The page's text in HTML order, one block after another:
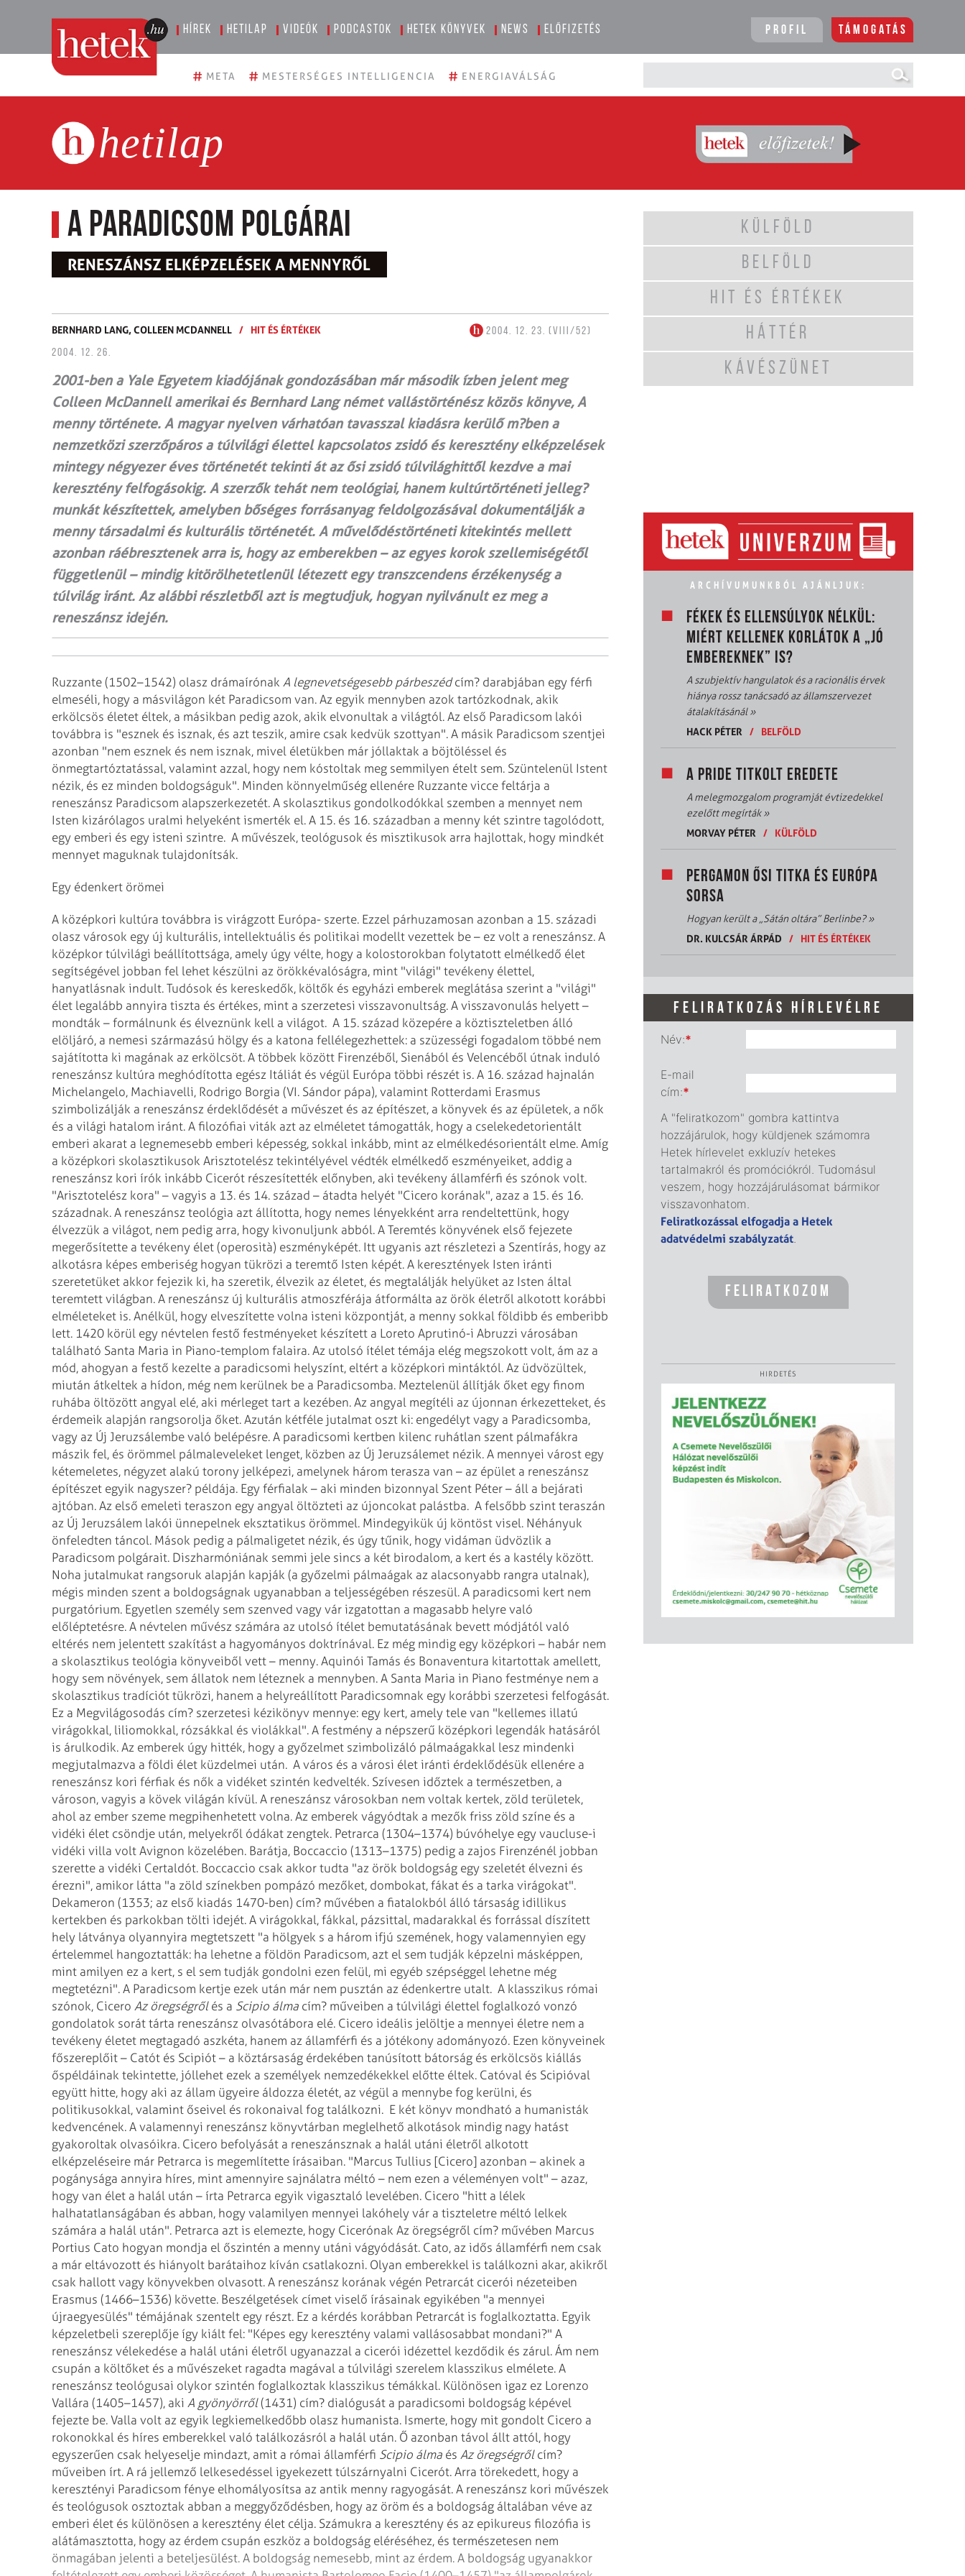
Hírek Hetilap Videók Podcastok Hetek könyvek News Előfizetés Profil Támogatás
# META # MESTERSÉGES INTELLIGENCIA # ENERGIAVÁLSÁG
hetilap
A Paradicsom polgárai
RENESZÁNSZ ELKÉPZELÉSEK A MENNYRŐL
BERNHARD LANG,COLLEEN MCDANNELL / HIT ÉS ÉRTÉKEK
2004. 12. 23. (VIII/52)
2004. 12. 26.
2001-ben a Yale Egyetem kiadójának gondozásában már második ízben jelent meg
Colleen McDannell amerikai és Bernhard Lang német vallástörténész közös könyve, A
menny története. A magyar nyelven várhatóan tavasszal kiadásra kerülő m?ben a
nemzetközi szerzőpáros a túlvilági élettel kapcsolatos zsidó és keresztény elképzelések
mintegy négyezer éves történetét tekinti át az ősi zsidó túlvilághittől kezdve a mai
keresztény felfogásokig. A szerzők tehát nem teológiai, hanem kultúrtörténeti jelleg?
munkát készítettek, amelyben bőséges forrásanyag feldolgozásával dokumentálják a
menny társadalmi és kulturális történetét. A művelődéstörténeti kitekintés mellett
azonban ráébresztenek arra is, hogy az emberekben – az egyes korok szellemiségétől
függetlenül – mindig kitörölhetetlenül létezett egy transzcendens érzékenység a
túlvilág iránt. Az alábbi részletből azt is megtudjuk, hogyan nyilvánult ez meg a
reneszánsz idején.
Ruzzante (1502–1542) olasz drámaírónak A legnevetségesebb párbeszédcím? darabjában egy férfi
elmeséli, hogy a másvilágon két Paradicsom van. Az egyik mennyben azok tartózkodnak, akik
erkölcsös életet éltek, a másikban pedig azok, akik elvonultak a világtól. Az első Paradicsom lakói
továbbra is "esznek és isznak, és azt teszik, amire csak kedvük szottyan". A másik Paradicsom szentjei
azonban "nem esznek és nem isznak, mivel életükben már jóllaktak a böjtöléssel és
önmegtartóztatással, valamint azzal, hogy nem kóstoltak meg semmilyen ételt sem. Szüntelenül Istent
nézik, és ez minden boldogságuk". Minden könnyelműség ellenére Ruzzante vicce feltárja a
reneszánsz Paradicsom alapszerkezetét. A skolasztikus gondolkodókkal szemben a mennyet nem
Isten kizárólagos uralmi helyeként ismerték el. A 15. és 16. században a menny két szintre tagolódott,
egy emberi és egy isteni szintre. A művészek, teológusok és misztikusok arra hajlottak, hogy mindkét
mennyet maguknak tulajdonítsák.
Egy édenkert örömei
A középkori kultúra továbbra is virágzott Európa- szerte. Ezzel párhuzamosan azonban a 15. századi
olasz városok egy új kulturális, intellektuális és politikai modellt vezettek be – ez volt a reneszánsz. A
középkor túlvilági beállítottsága, amely úgy vélte, hogy a kolostorokban folytatott elmélkedő élet
segítségével jobban fel lehet készülni az örökkévalóságra, mint "világi" tevékeny élettel,
hanyatlásnak indult. Tudósok és kereskedők, költők és egyházi emberek meglátása szerint a "világi"
élet legalább annyira tiszta és értékes, mint a szerzetesi visszavonultság. A visszavonulás helyett –
mondták – formálnunk és élveznünk kell a világot. A 15. század közepére a köztiszteletben álló
elöljáró, a nemesi származású hölgy és a katona fellélegezhettek: a szüzességi fogadalom többé nem
sajátította ki magának az erkölcsöt. A többek között Firenzéből, Sienából és Velencéből útnak induló
reneszánsz kultúra meghódította egész Itáliát és végül Európa többi részét is. A 16. század hajnalán
Michelangelo, Machiavelli, Rodrigo Borgia (VI. Sándor pápa), valamint Rotterdami Erasmus
szimbolizálják a reneszánsz érdeklődését a művészet és az építészet, a könyvek és az épületek, a nők
és a világi hatalom iránt. A filozófiai viták azt az elméletet támogatták, hogy a cselekedetorientált
emberi akarat a legnemesebb emberi képesség, sokkal inkább, mint az elmélkedésorientált elme. Amíg
a középkori skolasztikusok Arisztotelész tekintélyével védték elmélkedő eszményeiket, addig a
reneszánsz kori írók inkább Cicerót részesítették előnyben, aki tevékeny államférfi és szónok volt.
"Arisztotelész kora" – vagyis a 13. és 14. század – átadta helyét "Cicero korának", azaz a 15. és 16.
századnak. A reneszánsz teológia azt állította, hogy nemes lényekként arra rendeltettünk, hogy
élvezzük a világot, nem pedig arra, hogy kivonuljunk abból. A Teremtés könyvének első fejezete
megerősítette a tevékeny élet (operosità) eszményképét. Itt ugyanis azt részletezi a Szentírás, hogy az
alkotásra képes emberiség hogyan tükrözi a teremtő Isten képét. A keresztények Isten iránti
szeretetüket akkor fejezik ki, ha szeretik, élvezik az életet, és megtalálják helyüket az Isten által
teremtett világban. A reneszánsz új kulturális atmoszférája átformálta az örök életről alkotott korábbi
elméleteket is. Anélkül, hogy elveszítette volna isteni központját, a menny sokkal földibb és emberibb
lett. 1420 körül egy névtelen festő festményeket készített a Loreto Aprutinó-i Abruzzi városában
található Santa Maria in Piano-templom falaira. Az utolsó ítélet témája elég megszokott volt, ám az a
mód, ahogyan a festő kezelte a paradicsomi helyszínt, eltért a középkori mintáktól. Az üdvözültek,
miután átkeltek a hídon, még nem kerülnek be a Paradicsomba. Meztelenül állítják őket egy finom
ruhába öltözött angyal elé, aki mérleget tart a kezében. Az angyal megítéli az újonnan érkezetteket, és
érdemeik alapján rangsorolja őket. Azután kétféle jutalmat oszt ki: engedélyt vagy a Paradicsomba,
vagy az Új Jeruzsálembe való belépésre. A paradicsomi kertben kilenc ruhátlan szent pálmafákra
mászik fel, és örömmel pálmaleveleket lenget, közben az Új Jeruzsálemet nézik. A mennyei várost egy
kétemeletes, négyzet alakú torony jelképezi, amelynek három terasza van – az épület a reneszánsz
építészet egyik nagyszer? példája. Egy férfialak – aki minden bizonnyal Szent Péter – áll a bejárati
ajtóban. Az első emeleti teraszon egy angyal öltözteti az újoncokat palástba. A felsőbb szint teraszán
az Új Jeruzsálem lakói ünnepelnek eksztatikus örömmel. Mindegyikük új köntöst visel. Néhányuk
önfeledten táncol. Mások pedig a pálmaligetet nézik, és úgy tűnik, hogy vidáman üdvözlik a
Paradicsom polgárait. Diszharmóniának semmi jele sincs a két birodalom, a kert és a kastély között.
Noha jutalmukat rangsoruk alapján kapják (a győzelmi pálmaágak az alacsonyabb rangra utalnak),
mégis minden szent a boldogságnak ugyanabban a teljességében részesül. A paradicsomi kert nem
purgatórium. Egyetlen személy sem szenved vagy vár izgatottan a magasabb helyre való
előléptetésre. A névtelen művész számára az utolsó ítélet bemutatásának bevett módjától való
eltérés nem jelentett szakítást a hagyományos doktrínával. Ez még mindig egy középkori – habár nem
a skolasztikus teológia könyveiből vett – menny. Aquinói Tamás és Bonaventura kitartottak amellett,
hogy sem növények, sem állatok nem léteznek a mennyben. A Santa Maria in Piano festménye nem a
skolasztikus tradíciót tükrözi, hanem a helyreállított Paradicsomnak egy korábbi szerzetesi felfogását.
Ez a Megvilágosodás cím? szerzetesi kézikönyv mennye: egy kert, amely tele van "kellemes illatú
virágokkal, liliomokkal, rózsákkal és violákkal". A festmény a népszerű középkori legendák hatásáról
is árulkodik. Az emberek úgy hitték, hogy a győzelmet szimbolizáló pálmaágakkal lesz mindenki
megjutalmazva a földi élet küzdelmei után. A város és a városi élet iránti érdeklődésük ellenére a
reneszánsz kori férfiak és nők a vidéket szintén kedvelték. Szívesen időztek a természetben, a
városon, vagyis a kövek világán kívül. A reneszánsz városokban nem voltak kertek, zöld területek,
ahol az ember szeme megpihenhetett volna. Az emberek vágyódtak a mezők friss zöld színe és a
vidéki élet csöndje után, melyekről ódákat zengtek. Petrarca (1304–1374) búvóhelye egy vaucluse-i
vidéki villa volt Avignon közelében. Barátja, Boccaccio (1313–1375) pedig a zajos Firenzénél jobban
szerette a vidéki Certaldót. Boccaccio csak akkor tudta "az örök boldogság egy szeletét élvezni és
érezni", amikor látta "a zöld színekben pompázó mezőket, dombokat, fákat és a tarka virágokat".
Dekameron (1353; az első kiadás 1470-ben) cím? művében a fiatalokból álló társaság idillikus
kertekben és parkokban tölti idejét. A virágokkal, fákkal, pázsittal, madarakkal és forrással díszített
hely látványa olyannyira megtetszett "a hölgyek s a három ifjú szemének, hogy valamennyien egy
értelemmel hangoztatták: ha lehetne a földön Paradicsom, azt el sem tudják képzelni másképpen,
mint amilyen ez a kert, s el sem tudják gondolni ezen felül, mi egyéb szépséggel lehetne még
megtetézni". A Paradicsom kertje ezek után már nem pusztán az édenkertre utalt. A klasszikus római
szónok, Cicero Az öregségről és a Scipio álma cím? műveiben a túlvilági élettel foglalkozó vonzó
gondolatok sorát tárta reneszánsz olvasótábora elé. Cicero ideális jelöltje a mennyei életre nem a
tevékeny életet megtagadó aszkéta, hanem az államférfi és a jótékony adományozó. Ezen könyveinek
főszereplőit – Catót és Scipiót – a köztársaság érdekében tanúsított bátorság és erkölcsös kiállás
őspéldáinak tekintette, jóllehet ezek a személyek nemzedékekkel előtte éltek. Catóval és Scipióval
együtt hitte, hogy aki az állam ügyeire áldozza életét, az végül a mennybe fog kerülni, és
politikusokkal, valamint őseivel és rokonaival fog találkozni. E két könyv mondható a humanisták
kedvencének. A valamennyi reneszánsz könyvtárban meglelhető alkotások mindig nagy hatást
gyakoroltak olvasóikra. Cicero befolyását a reneszánsznak a halál utáni életről alkotott
elképzeléseire már Petrarca is megemlítette írásaiban. "Marcus Tullius [Cicero] azonban – akinek a
pogánysága annyira híres, mint amennyire sajnálatra méltó – nem ezen a véleményen volt" – azaz,
hogy van élet a halál után – írta Petrarca egyik vigasztaló levelében. Cicero "hitt a lélek
halhatatlanságában és abban, hogy valamilyen mennyei lakóhely vár a tiszteletre méltó lelkek
számára a halál után". Petrarca azt is elemezte, hogy Cicerónak Az öregségről cím? művében Marcus
Portius Cato hogyan mondja el őszintén a menny utáni vágyódását. Cato, az idős államférfi nem csak
a már eltávozott és hiányolt barátaihoz kíván csatlakozni. Olyan emberekkel is találkozni akar, akikről
csak hallott vagy könyvekben olvasott. A reneszánsz korának végén Petrarcát cicerói nézeteiben
Erasmus (1466–1536) követte. Beszélgetések címet viselő írásainak egyikében "a mennyei
újraegyesülés" témájának szentelt egy részt. Ez a kérdés korábban Petrarcát is foglalkoztatta. Egyik
képzeletbeli szereplője így kiált fel: "Képes egy keresztény valami vallásosabbat mondani?" A
reneszánsz vélekedése a halál utáni életről ugyanazzal a cicerói idézettel kezdődik és zárul. Ám nem
csupán a költőket és a művészeket ragadta magával a túlvilági szerelem klasszikus elmélete. A
reneszánsz teológusai olykor szintén foglalkoztak klasszikus témákkal. Különösen igaz ez Lorenzo
Vallára (1405–1457), aki A gyönyörről(1431) cím? dialógusát a paradicsomi boldogság képével
fejezte be. Valla volt az egyik legkiemelkedőbb olasz humanista. Ismerte, hogy mit gondolt Cicero a
rokonokkal és híres emberekkel való találkozásról a halál után. Ő azonban távol állt attól, hogy
egyszerűen csak helyeselje mindazt, amit a római államférfi Scipio álma és Az öregségről cím?
műveiben írt. A rá jellemző lelkesedéssel igyekezett túlszárnyalni Cicerót. Arra törekedett, hogy a
keresztényi Paradicsom fénye elhomályosítsa az antik menny ragyogását. A reneszánsz kori művészek
és teológusok osztoztak abban a meggyőződésben, hogy az öröm és a boldogság általában véve az
emberi élet és különösen a keresztény élet célja. Számukra a keresztény és az epikureus filozófia is
alátámasztotta, hogy az érdem csupán eszköz a boldogság eléréséhez, és természetesen nem
önmagában jelenti a beteljesülést. A boldogság nemesebb, mint az érdem. A boldogság ugyanakkor
KÜLFÖLD
BELFÖLD
HIT ÉS ÉRTÉKEK
HÁTTÉR
KÁVÉSZÜNET
ARCHÍVUMUNKBÓL AJÁNLJUK:
FÉKEK ÉS ELLENSÚLYOK NÉLKÜL:
MIÉRT KELLENEK KORLÁTOK A „JÓ
EMBEREKNEK” IS?
A szubjektív hangulatok és a racionális érvek
hiánya rossz tanácsadó az államszervezet
átalakításánál»
HACK PÉTER
/ BELFÖLD
A PRIDE TITKOLT EREDETE
A melegmozgalom programját évtizedekkel
ezelőtt megírták»
MORVAY PÉTER
/ KÜLFÖLD
PERGAMON ŐSI TITKA ÉS EURÓPA
SORSA
Hogyan került a „Sátán oltára” Berlinbe?»
DR. KULCSÁR ÁRPÁD
/ HIT ÉS ÉRTÉKEK
FELIRATKOZÁS HÍRLEVÉLRE
Név:*
E-mail
cím:*
A "feliratkozom" gombra kattintva
hozzájárulok, hogy küldjenek számomra
Hetek hírlevelet exkluzív hetekes
tartalmakról és promóciókról. Tudomásul
veszem, hogy hozzájárulásomat bármikor
visszavonhatom.
Feliratkozással elfogadja a Hetek
adatvédelmi szabályzatát.
HIRDETÉS